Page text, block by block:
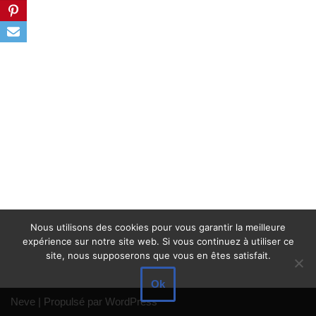
Neve | Propulsé par WordPress
Nous utilisons des cookies pour vous garantir la meilleure
expérience sur notre site web. Si vous continuez à utiliser ce
site, nous supposerons que vous en êtes satisfait.
Ok